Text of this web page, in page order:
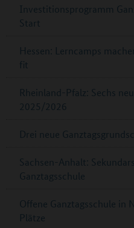
Investitionsprogramm
Start
Hessen: Lerncamps
fit
Rheinland-Pfalz: Sechs
2025/2026
Drei neue
Sachsen-Anhalt:
Ganztagsschule
Offene Ganztagsschule in
Plätze